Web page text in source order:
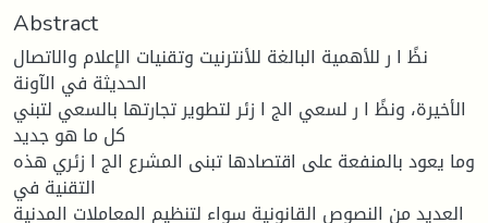
Abstract
نظً ا ر للأهمیة البالغة للأنترنیت وتقنیات الإعلام والاتصال
الحدیثة في الآونة
الأخیرة، ونظً ا ر لسعي الج ا زئر لتطویر تجارتها بالسعي لتبني
كل ما هو جدید
وما یعود بالمنفعة على اقتصادها تبنى المشرع الج ا زئري هذه
التقنیة في
العدید من النصوص القانونیة سواء لتنظیم المعاملات المدنیة